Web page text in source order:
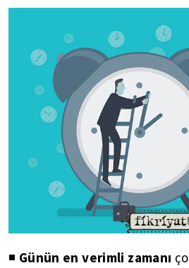
◾ Günün en verimli zamanı